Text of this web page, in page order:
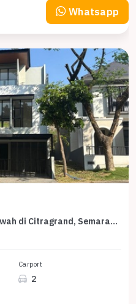
Whatsapp
Penawaran Langka, rumah Mewah di Citragrand, Semarang, LB 230m²
Carport
2